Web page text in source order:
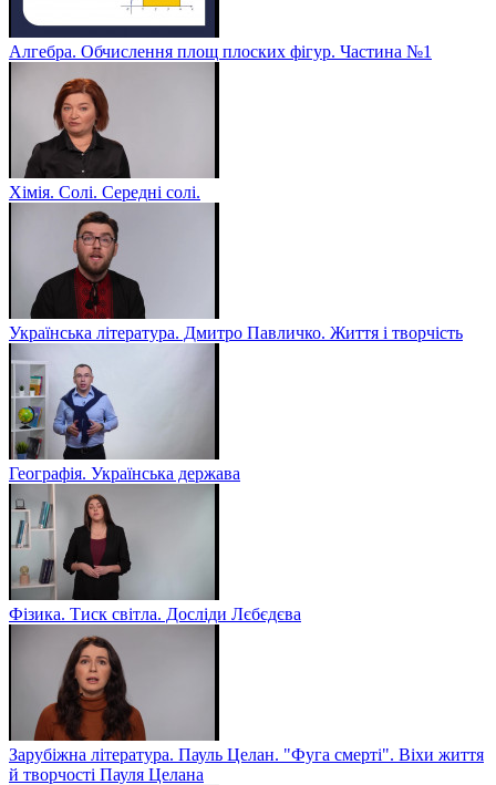
Алгебра. Обчислення площ плоских фігур. Частина №1
Хімія. Солі. Середні солі.
Українська література. Дмитро Павличко. Життя і творчість
Географія. Українська держава
Фізика. Тиск світла. Досліди Лєбєдєва
Зарубіжна література. Пауль Целан. "Фуга смерті". Віхи життя
й творчості Пауля Целана